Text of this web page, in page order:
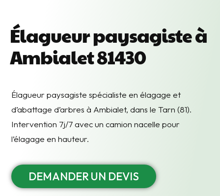
Élagueur paysagiste à
Ambialet 81430
Élagueur paysagiste spécialiste en élagage et
d’abattage d’arbres à Ambialet, dans le Tarn (81).
Intervention 7j/7 avec un camion nacelle pour
l’élagage en hauteur.
DEMANDER UN DEVIS